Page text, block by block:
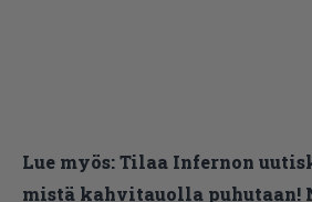
Lue myös:Tilaa Infernon
mistä kahvitauolla puhutaan!